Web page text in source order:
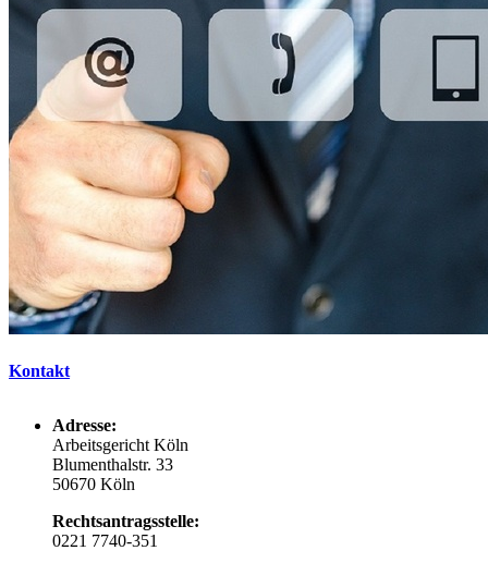
Kontakt
Adresse:
Arbeitsgericht Köln
Blumenthalstr. 33
50670 Köln
Rechtsantragsstelle:
0221 7740-351